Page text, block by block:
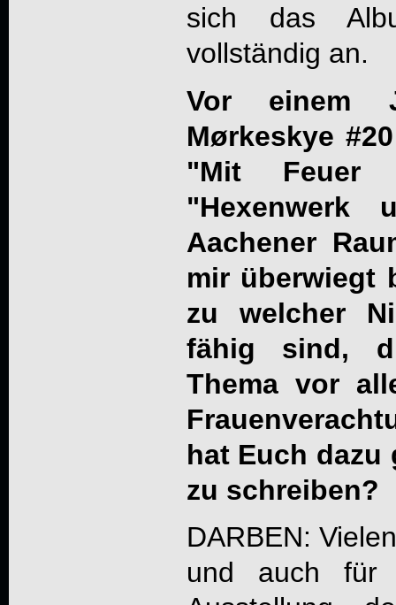
sich das
vollständig an.
Vor einem
Mørkeskye
"Mit Feuer
"Hexenwerk
Aachener
mir überwiegt
zu welcher
fähig sind,
Thema vor
hat Euch dazu
zu schreiben?
DARBEN:
und auch für